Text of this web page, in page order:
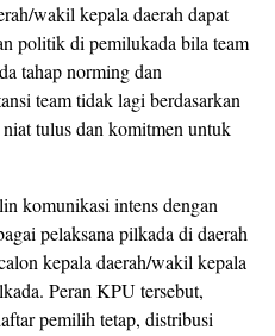
wakil kepala daerah dapat
politik di pemilukada bila team
tahap norming dan
team tidak lagi berdasarkan
tulus dan komitmen untuk
komunikasi intens dengan
pelaksana pilkada di daerah
kepala daerah/wakil kepala
Peran KPU tersebut,
pemilih tetap, distribusi